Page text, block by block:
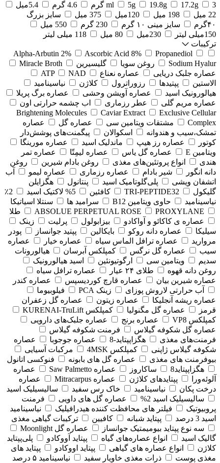
ml
5g 19.8g 17.2g 3 گرم 4.6 گرم
5.4میل
22 میل
198 میل 120میل 375 میل
سایز بزرگ
۴۰گرم
سایز مینی ۱۰ گرم 230 گرم
550 میل
150میلی لیتر
230میل 80 میل
118 میلی لیتر
ترکیبات
Alpha-Arbutin 2%
Ascorbic Acid 8%
Propanediol
Sodium Hyalur
روغن سویا گلیسیرین
Miracle Broth
عصاره جلبک دریایی
عصاره نعناع ATP
NAD
الاستین
پپتیدها رزوراترول کلاژن
⁠نیاسینامید
هیالورونیک اسید
عصاره آویشن وحشی
عصاره برگ پریلا
عصاره مریم گلی
عطر رزماری
اب چشمه حرارتی اون
Brightening Molecules
Caviar Extract
Exclusive Cellular
Complex
مشتقات ویتامین سی عصاره گل
عصاره
تمشک،سیب و هندوانه
اسکوالان
پیگمنت‌های پوشش‌دار
کوتور
عصاره رز هیپ ماندلیک اسید
عصاره مورینگا
ویتامین E
عصاره گل یاس عصاره لیمِتّا
عصاره تمر
هندی
انواع پروتئین‌های مغذی روغن بادام شیرین
روغن
دانه انگور
شیر بادام عصاره رزماری عصاره لیمو
آب
اتشفان ویشی
پلی‌گلوتامیک اسید پنتانول
هگزایلن
گلیکول
TRI-PEPTIDE32 کافئین 5% لاکتیک اسید
2٪
نیاسینامید
حاوی ویتامین B12 سرامید ها
سنتلا اسیاتیکا
ABSOLUE PERPETUAL ROSE
PROXYLANE
طلا
عصاره ی کاکائو و آواکادو
بیزابولول پرلیت
زینک
سیلیکا
عصاره دانه روکو بایکالین پپتید جوانساز
پودر
مروارید
عصاره ترافل الماس سیاه عصاره خیار
عصاره
سیب
عصاره گل نرگس کمپلکس آبرسان
هیالورونات
سدیم
ویتامین سی ارگوتیونئین
اسید هیالورونیک
روغن دانه قهوه
طلای ۲۴ عیار
عصاره ترافل سیاه
عصاره شیرین بیان
عصاره قارچ کوردیسپس
عصاره کندر
آب حرارتی لاروش پوزای
زینک PCA
فیلوبیوما
عصاره ریشه آنجلیکا
عصاره زیتون
عصاره گل زعفران
قرمز
عصاره گل مگنولیا
کمپلکس KURENAI-TruLift
کمپلکس VP8
عصاره برنج
عصاره جلبک‌های دارویی
عصاره گل شکوفه گیلاس
فرمنت شکوفه گیلاس
فرمنت‌های مغذی
هگزاپپتاید-8 عصاره جوجوبا
عصاره
شکوفه گیلاس ژاپنی
کمپلکس 4MSK
مرکبات آسیایی
بیوفرمنت های مغذی
عصاره گل های بابونه
فنوکسی اتانول
هگزاپپتاید8
ساکاروز عصاره Saw Palmetto
عصاره
آلوئه‌ورا
پپتایدهای کلاژن عصاره Mitracarpus
عصاره
درخت پکان
نیاسینامید خاک رس سفید
سالیسیلیک اسید
سالیسیلیک اسید 2%
عصاره گل های داویی
فرمنت
پروبیوتیک
فیلتر های محافظت کننده هیدرافیلیک
نیاسینامید
اسید 3 درصد
پپتاید شبانه کافیین
ترکیبات گیاهی مغذی
سه نوع پپتاید بیومیمتیک جوانساز
عصاره گل Moonlight
گالیک اسید
انواع عصاره‌های گیاه پپتاید آووکادو
پلی‌پپتاید
کلاژن
انواع عصاره های گیاهی پپتاید اووکادو
پپتاید های
مغذی پوست
ذرات مغذی خاویار سفید
نیاسینامید ۵ درصد